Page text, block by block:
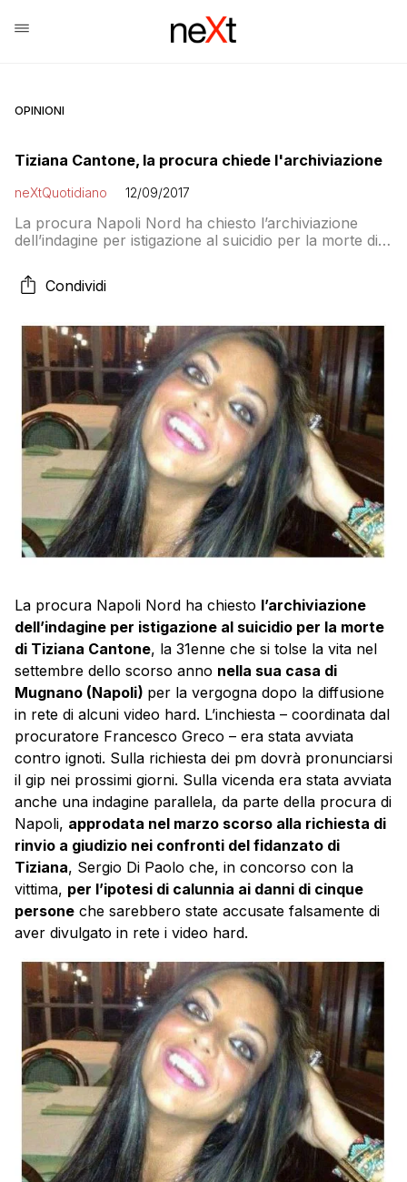
OPINIONI
Tiziana Cantone, la procura chiede l'archiviazione
neXtQuotidiano 12/09/2017
La procura Napoli Nord ha chiesto l’archiviazione
dell’indagine per istigazione al suicidio per la morte di
settembre dello scorso anno nella sua casa di
Mugnano (Napoli) per la vergogna dopo la diffusione
procuratore Francesco Greco […]
Condividi
La procura Napoli Nord ha chiesto l’archiviazione
dell’indagine per istigazione al suicidio per la morte
di Tiziana Cantone, la 31enne che si tolse la vita nel
settembre dello scorso anno nella sua casa di
Mugnano (Napoli) per la vergogna dopo la diffusione
in rete di alcuni video hard. L’inchiesta – coordinata dal
procuratore Francesco Greco – era stata avviata
contro ignoti. Sulla richiesta dei pm dovrà pronunciarsi
il gip nei prossimi giorni. Sulla vicenda era stata avviata
anche una indagine parallela, da parte della procura di
Napoli, approdata nel marzo scorso alla richiesta di
rinvio a giudizio nei confronti del fidanzato di
Tiziana, Sergio Di Paolo che, in concorso con la
vittima, per l’ipotesi di calunnia ai danni di cinque
persone che sarebbero state accusate falsamente di
aver divulgato in rete i video hard.